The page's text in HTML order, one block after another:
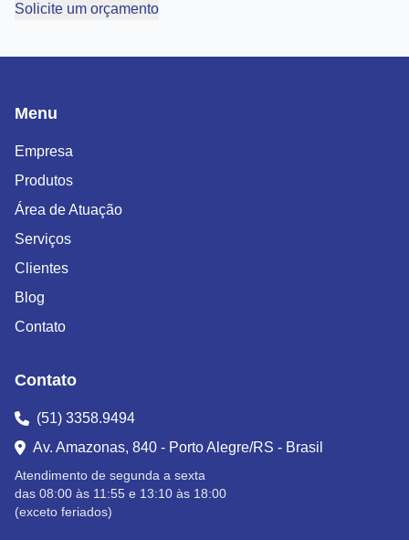
Solicite um orçamento
Menu
Empresa
Produtos
Área de Atuação
Serviços
Clientes
Blog
Contato
Contato
(51) 3358.9494
Av. Amazonas, 840 - Porto Alegre/RS - Brasil
Atendimento de segunda a sexta
das 08:00 às 11:55 e 13:10 às 18:00
(exceto feriados)